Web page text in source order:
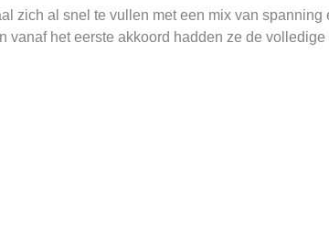
zich al snel te vullen met een mix van
vanaf het eerste akkoord hadden ze de